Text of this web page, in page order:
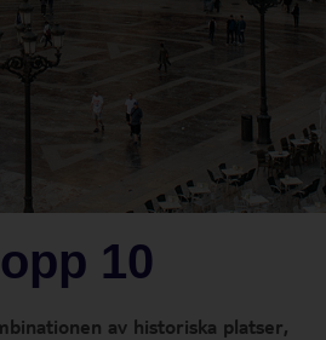
10
av historiska platser,